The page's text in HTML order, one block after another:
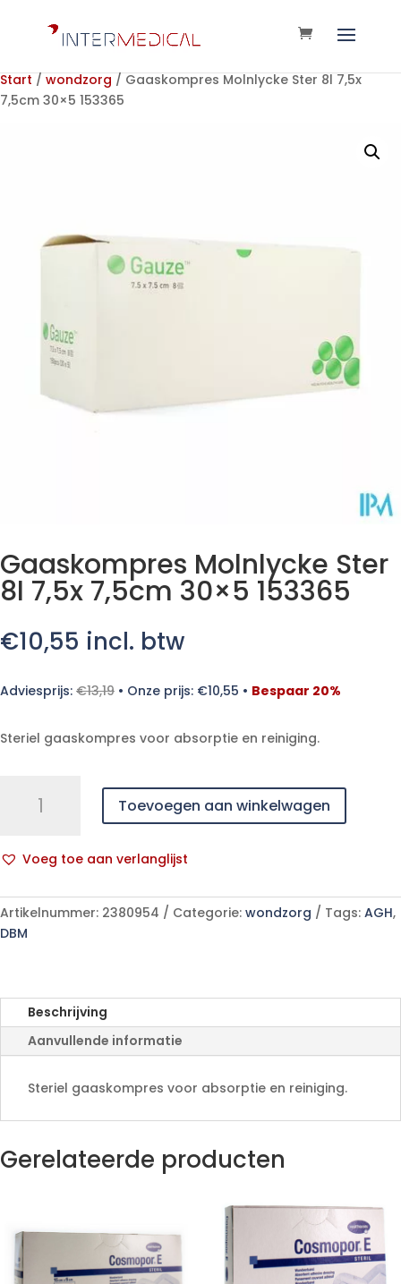
Start / wondzorg / Gaaskompres Molnlycke Ster 8l 7,5x
7,5cm 30×5 153365
Gaaskompres Molnlycke Ster
8l 7,5x 7,5cm 30×5 153365
€10,55 incl. btw
Adviesprijs: €13,19 • Onze prijs: €10,55 • Bespaar 20%
Steriel gaaskompres voor absorptie en reiniging.
Molnlycke
7,5x
30x5
153365
Toevoegen aan winkelwagen
Voeg toe aan verlanglijst
l
t
e
a
t
Artikelnummer: 2380954 Categorie: wondzorg Tags: AGH,
DBM
Beschrijving
Aanvullende informatie
Steriel gaaskompres voor absorptie en reiniging.
Gerelateerde producten